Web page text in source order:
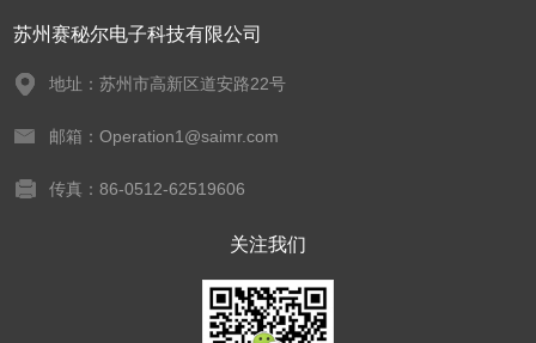
苏州赛秘尔电子科技有限公司
地址：苏州市高新区道安路22号
邮箱：Operation1@saimr.com
传真：86-0512-62519606
关注我们